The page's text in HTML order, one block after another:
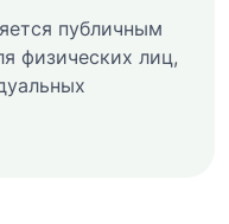
публичным
физических лиц,